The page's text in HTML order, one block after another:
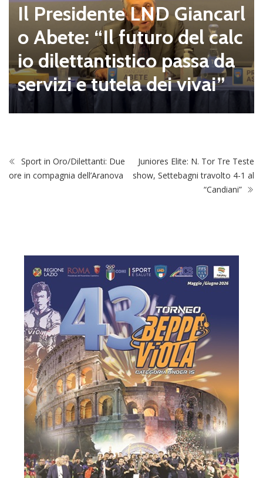
Il Presidente LND Giancarl
o Abete: “Il futuro del calc
io dilettantistico passa da
servizi e tutela dei vivai”
Sport in Oro/Dilettanti: Due
ore in compagnia dell’Aranova
Juniores Elite: N. Tor Tre Teste
show, Settebagni travolto 4-1 al
“Candiani”